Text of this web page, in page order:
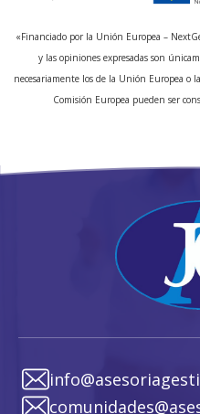
«Financiado por la Unión Europea –
y las opiniones expresadas son
necesariamente los de la Unión Europea o
Comisión Europea pueden ser